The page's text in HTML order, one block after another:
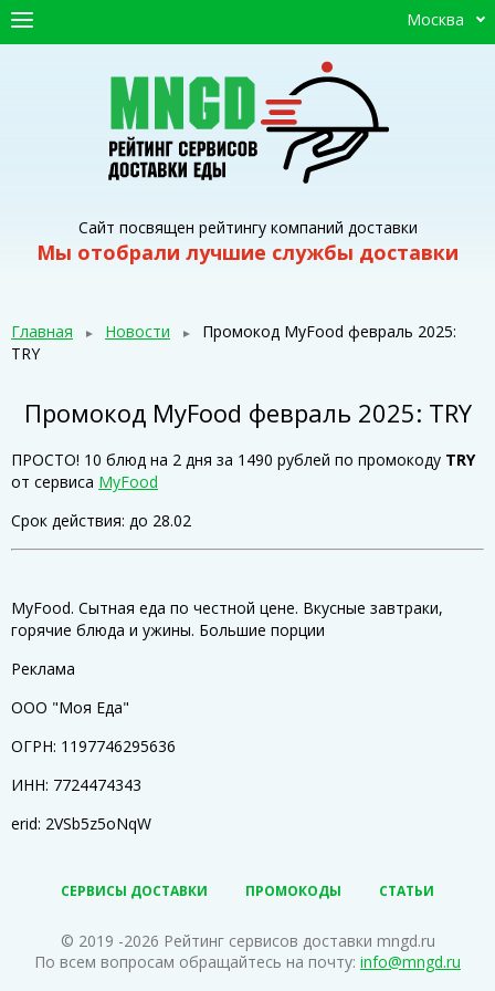
Сайт посвящен рейтингу компаний доставки
Мы отобрали лучшие службы доставки
СЕРВИСЫ ДОСТАВКИ
ПРОМОКОДЫ
СТАТЬИ
Главная Новости
Промокод MyFood февраль 2025:
TRY
Промокод MyFood февраль 2025: TRY
ПРОСТО! 10 блюд на 2 дня за 1490 рублей по промокоду TRY
от сервиса MyFood
Срок действия: до 28.02
MyFood. Сытная еда по честной цене. Вкусные завтраки,
горячие блюда и ужины. Большие порции
Реклама
ООО "Моя Еда"
ОГРН: 1197746295636
ИНН: 7724474343
erid: 2VSb5z5oNqW
СЕРВИСЫ ДОСТАВКИ ПРОМОКОДЫ СТАТЬИ
© 2019 -2026 Рейтинг сервисов доставки mngd.ru
По всем вопросам обращайтесь на почту: info@mngd.ru
Москва